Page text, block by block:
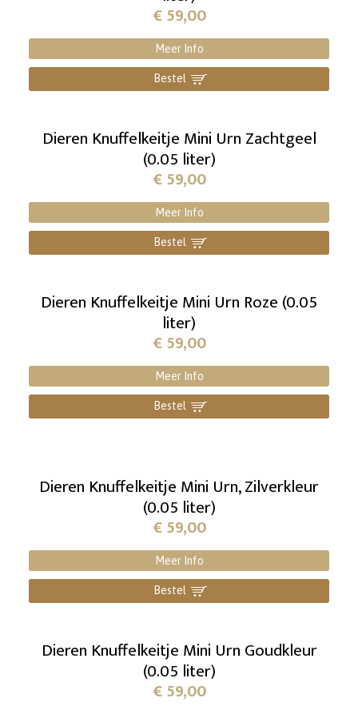
€59,00
Meer Info
Bestel ]
Dieren Knuffelkeitje Mini Urn Zachtgeel
(0.05 liter)
€59,00
Meer Info
Bestel ]
Dieren Knuffelkeitje Mini Urn Roze (0.05
liter)
€59,00
Meer Info
Bestel ]
Dieren Knuffelkeitje Mini Urn, Zilverkleur
(0.05 liter)
€59,00
Meer Info
Bestel ]
Dieren Knuffelkeitje Mini Urn Goudkleur
(0.05 liter)
€59,00